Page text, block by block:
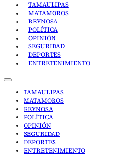
TAMAULIPAS
MATAMOROS
REYNOSA
POLÍTICA
OPINIÓN
SEGURIDAD
DEPORTES
ENTRETENIMIENTO
TAMAULIPAS
MATAMOROS
REYNOSA
POLÍTICA
OPINIÓN
SEGURIDAD
DEPORTES
ENTRETENIMIENTO